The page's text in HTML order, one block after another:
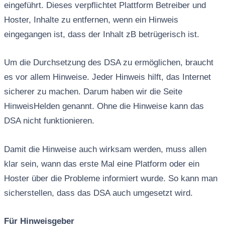
eingeführt. Dieses verpflichtet Plattform Betreiber und
Hoster, Inhalte zu entfernen, wenn ein Hinweis
eingegangen ist, dass der Inhalt zB betrügerisch ist.
Um die Durchsetzung des DSA zu ermöglichen, braucht
es vor allem Hinweise. Jeder Hinweis hilft, das Internet
sicherer zu machen. Darum haben wir die Seite
HinweisHelden genannt. Ohne die Hinweise kann das
DSA nicht funktionieren.
Damit die Hinweise auch wirksam werden, muss allen
klar sein, wann das erste Mal eine Platform oder ein
Hoster über die Probleme informiert wurde. So kann man
sicherstellen, dass das DSA auch umgesetzt wird.
Für Hinweisgeber